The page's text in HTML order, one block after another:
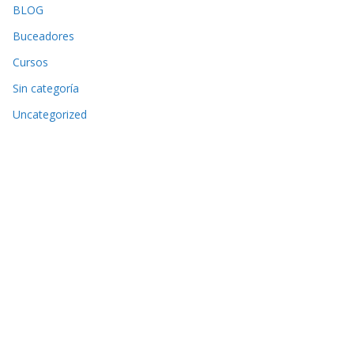
BLOG
Buceadores
Cursos
Sin categoría
Uncategorized